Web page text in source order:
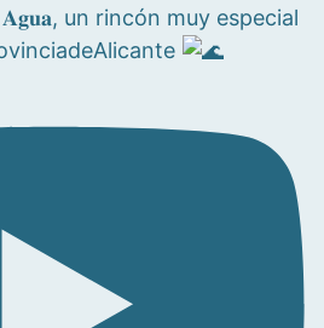
𝐀𝐠𝐮𝐚, un rincón muy especial